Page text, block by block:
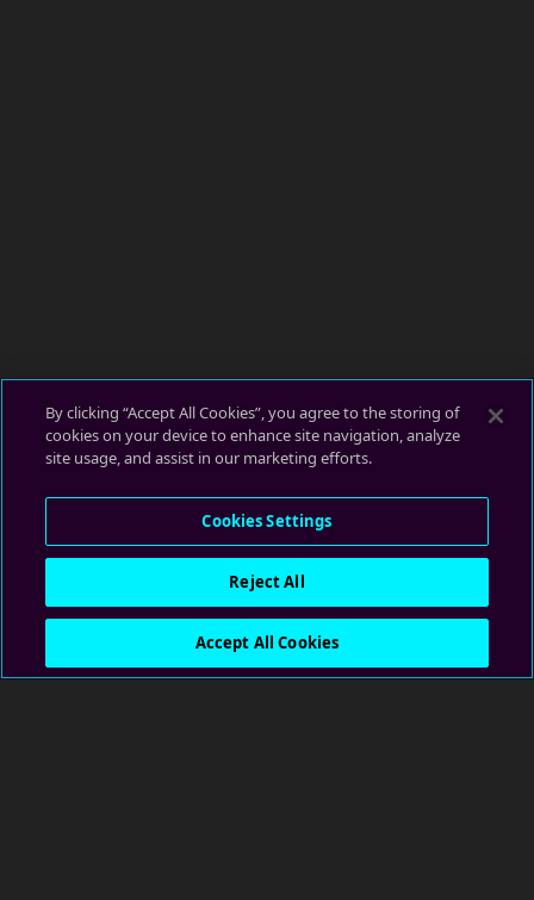
By clicking “Accept All Cookies”, you agree to the storing of
cookies on your device to enhance site navigation, analyze
site usage, and assist in our marketing efforts.
Cookies Settings
Reject All
Accept All Cookies